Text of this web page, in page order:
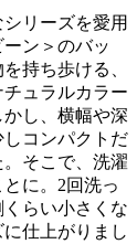
シリーズを愛用
ン＞のバッ
持ち歩ける、
ュラルカラー
し、横幅や深
コンパクトだ
そこで、洗濯
に。2回洗っ
らい小さくな
仕上がりまし